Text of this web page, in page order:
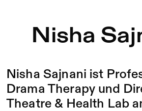
Nisha
Nisha Sajnani ist
Drama Therapy und
Theatre & Health Lab